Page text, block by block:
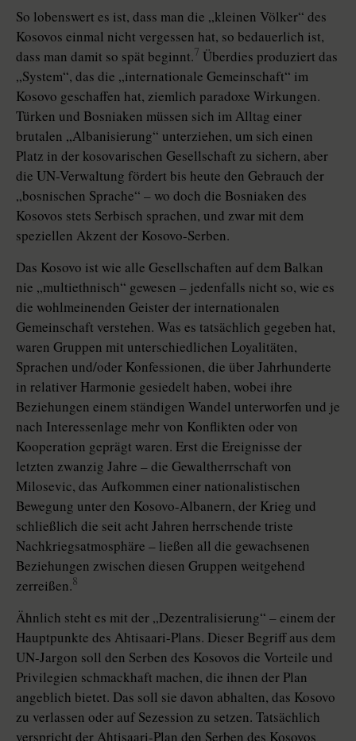
So lobenswert es ist, dass man die „kleinen Völker“ des
Kosovos einmal nicht vergessen hat, so bedauerlich ist,
dass man damit so spät beginnt.7 Überdies produziert das
„System“, das die „internationale Gemeinschaft“ im
Kosovo geschaffen hat, ziemlich paradoxe Wirkungen.
Türken und Bosniaken müssen sich im Alltag einer
brutalen „Albanisierung“ unterziehen, um sich einen
Platz in der kosovarischen Gesellschaft zu sichern, aber
die UN-Verwaltung fördert bis heute den Gebrauch der
„bosnischen Sprache“ – wo doch die Bosniaken des
Kosovos stets Serbisch sprachen, und zwar mit dem
speziellen Akzent der Kosovo-Serben.
Das Kosovo ist wie alle Gesellschaften auf dem Balkan
nie „multiethnisch“ gewesen – jedenfalls nicht so, wie es
die wohlmeinenden Geister der internationalen
Gemeinschaft verstehen. Was es tatsächlich gegeben hat,
waren Gruppen mit unterschiedlichen Loyalitäten,
Sprachen und/oder Konfessionen, die über Jahrhunderte
in relativer Harmonie gesiedelt haben, wobei ihre
Beziehungen einem ständigen Wandel unterworfen und je
nach Interessenlage mehr von Konflikten oder von
Kooperation geprägt waren. Erst die Ereignisse der
letzten zwanzig Jahre – die Gewaltherrschaft von
Milosevic, das Aufkommen einer nationalistischen
Bewegung unter den Kosovo-Albanern, der Krieg und
schließlich die seit acht Jahren herrschende triste
Nachkriegsatmosphäre – ließen all die gewachsenen
Beziehungen zwischen diesen Gruppen weitgehend
zerreißen.8
Ähnlich steht es mit der „Dezentralisierung“ – einem der
Hauptpunkte des Ahtisaari-Plans. Dieser Begriff aus dem
UN-Jargon soll den Serben des Kosovos die Vorteile und
Privilegien schmackhaft machen, die ihnen der Plan
angeblich bietet. Das soll sie davon abhalten, das Kosovo
zu verlassen oder auf Sezession zu setzen. Tatsächlich
verspricht der Ahtisaari-Plan den Serben des Kosovos